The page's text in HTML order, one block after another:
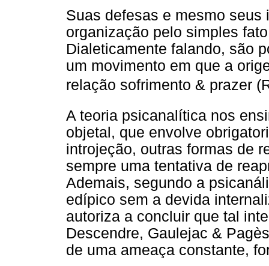
Suas defesas e mesmo
organização pelo simples
Dialeticamente falando, são
um movimento em que a
relação sofrimento & prazer
A teoria psicanalítica nos
objetal, que envolve
introjeção, outras formas de
sempre uma tentativa de
Ademais, segundo a
edípico sem a devida
autoriza a concluir que tal
Descendre, Gaulejac &
de uma ameaça constante,